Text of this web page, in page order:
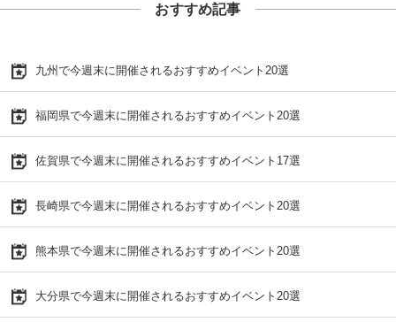
おすすめ記事
九州で今週末に開催されるおすすめイベント20選
福岡県で今週末に開催されるおすすめイベント20選
佐賀県で今週末に開催されるおすすめイベント17選
長崎県で今週末に開催されるおすすめイベント20選
熊本県で今週末に開催されるおすすめイベント20選
大分県で今週末に開催されるおすすめイベント20選